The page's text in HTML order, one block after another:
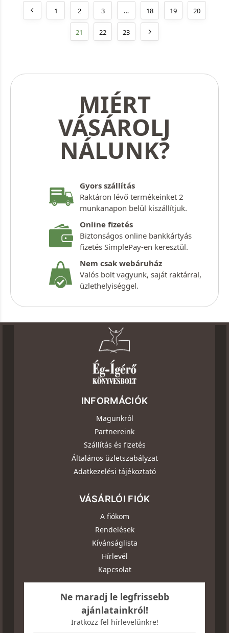
1 2 3 … 18 19 20
21 22 23
MIÉRT
VÁSÁROLJ
NÁLUNK?
Gyors szállítás
Raktáron lévő termékeinket 2
munkanapon belül kiszállítjuk.
Online fizetés
Biztonságos online bankkártyás
fizetés SimplePay-en keresztül.
Nem csak webáruház
Valós bolt vagyunk, saját raktárral,
üzlethelyiséggel.
INFORMÁCIÓK
Magunkról
Partnereink
Szállítás és fizetés
Általános üzletszabályzat
Adatkezelési tájékoztató
VÁSÁRLÓI FIÓK
A fiókom
Rendelések
Kívánságlista
Hírlevél
Kapcsolat
Ne maradj le legfrissebb
ajánlatainkról!
Iratkozz fel hírlevelünkre!